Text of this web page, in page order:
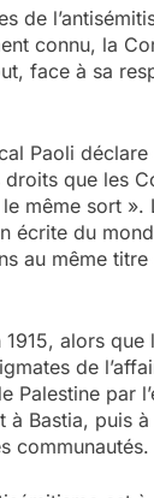
de
connu, la
face à sa
Paoli
que les
même sort ».
écrite du
au même titre
alors que
de
Palestine par
à Bastia, puis
communautés.